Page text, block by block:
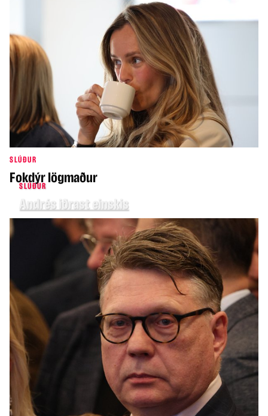
SLÚÐUR
Fokdýr lögmaður
SLÚÐUR
Andrés iðrast einskis
SLÚÐUR